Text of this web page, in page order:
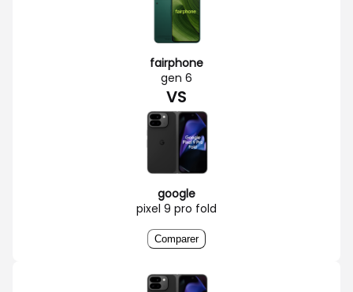
fairphone
gen 6
VS
google
pixel 9 pro fold
Comparer